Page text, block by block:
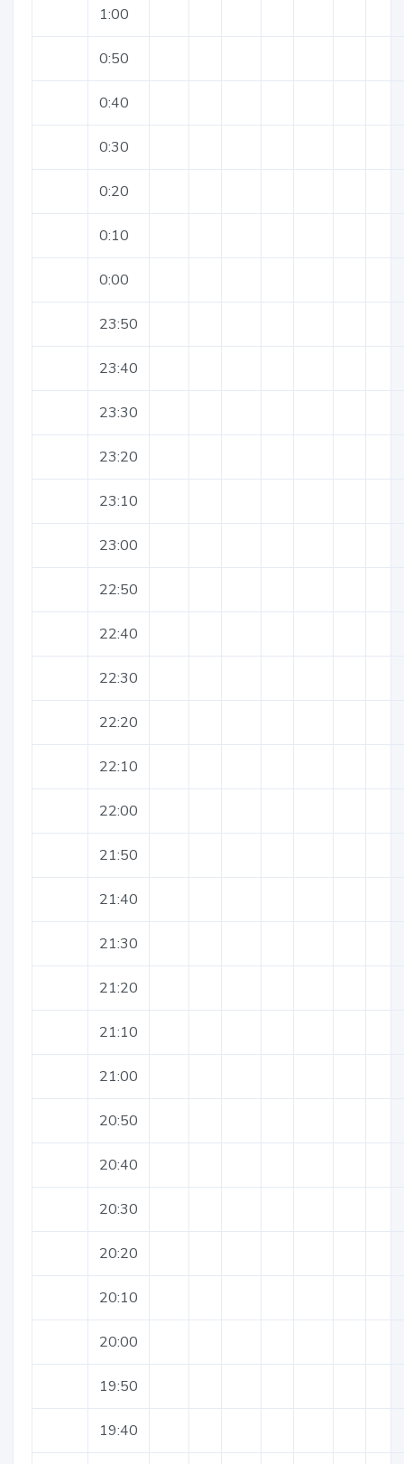
1:00
0:50
0:40
0:30
0:20
0:10
0:00
23:50
23:40
23:30
23:20
23:10
23:00
22:50
22:40
22:30
22:20
22:10
22:00
21:50
21:40
21:30
21:20
21:10
21:00
20:50
20:40
20:30
20:20
20:10
20:00
19:50
19:40